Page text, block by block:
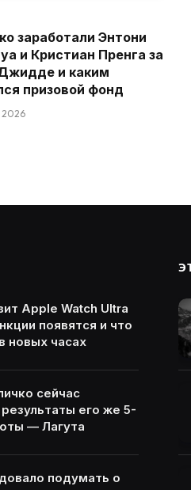
заработали Энтони
и Кристиан Пренга за
и каким
призовой фонд
2026
Apple Watch Ultra
появятся и что
новых часах
сейчас
его же 5-
— Лагута
подумать о